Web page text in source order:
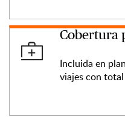
Cobertura
Incluida en
viajes con